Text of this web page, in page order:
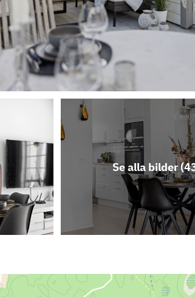
Se alla bilder (